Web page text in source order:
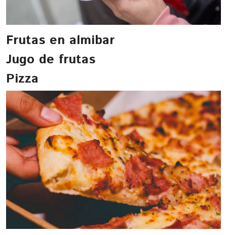
Frutas en almibar
Jugo de frutas
Pizza